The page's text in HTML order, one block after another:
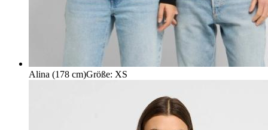
Alina (178 cm)Größe: XS